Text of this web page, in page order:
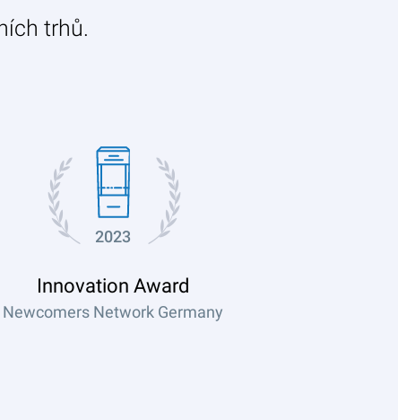
trhů.
2023
Innovation Award
Newcomers Network Germany